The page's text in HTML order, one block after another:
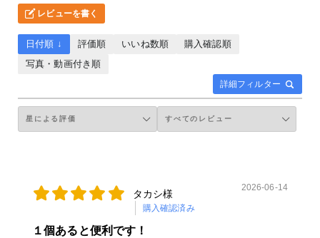
レビューを書く
詳細フィルター
日付順 ↓ 評価順 いいね数順
購入確認順
写真・動画付き順
タカシ様
購入確認済み
2026-06-14
１個あると便利です！